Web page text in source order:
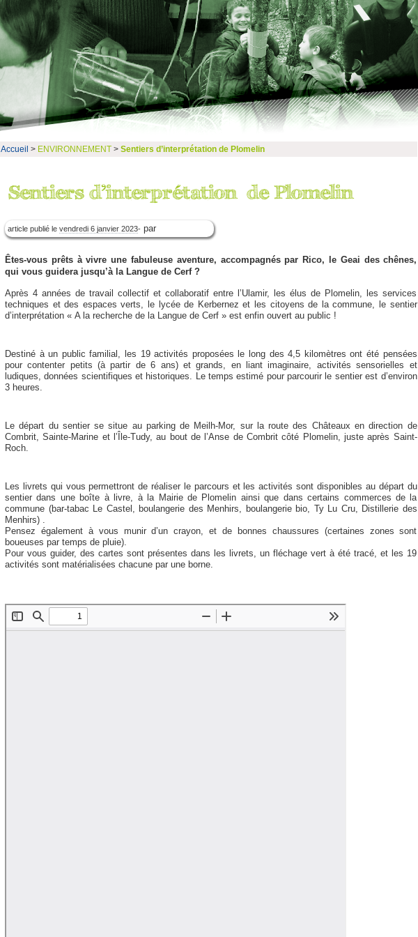
Accueil > ENVIRONNEMENT> Sentiers d’interprétation de Plomelin
article publié le vendredi 6 janvier 2023- par
Êtes-vous prêts à vivre une fabuleuse aventure, accompagnés par Rico, le Geai des chênes,
qui vous guidera jusqu’à la Langue de Cerf ?
Après 4 années de travail collectif et collaboratif entre l’Ulamir, les élus de Plomelin, les services
techniques et des espaces verts, le lycée de Kerbernez et les citoyens de la commune, le sentier
d’interprétation « A la recherche de la Langue de Cerf » est enfin ouvert au public !
Destiné à un public familial, les 19 activités proposées le long des 4,5 kilomètres ont été pensées
pour contenter petits (à partir de 6 ans) et grands, en liant imaginaire, activités sensorielles et
ludiques, données scientifiques et historiques. Le temps estimé pour parcourir le sentier est d’environ
3 heures.
Le départ du sentier se situe au parking de Meilh-Mor, sur la route des Châteaux en direction de
Combrit, Sainte-Marine et l’Île-Tudy, au bout de l’Anse de Combrit côté Plomelin, juste après Saint-
Roch.
Les livrets qui vous permettront de réaliser le parcours et les activités sont disponibles au départ du
sentier dans une boîte à livre, à la Mairie de Plomelin ainsi que dans certains commerces de la
commune (bar-tabac Le Castel, boulangerie des Menhirs, boulangerie bio, Ty Lu Cru, Distillerie des
Menhirs) .
Pensez également à vous munir d’un crayon, et de bonnes chaussures (certaines zones sont
boueuses par temps de pluie).
Pour vous guider, des cartes sont présentes dans les livrets, un fléchage vert à été tracé, et les 19
activités sont matérialisées chacune par une borne.